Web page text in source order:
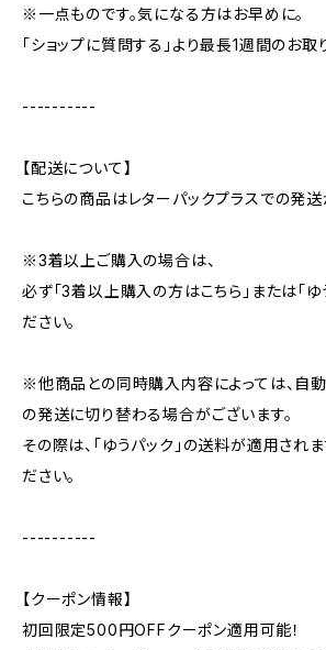
※一点ものです。気になる方はお早めに。
「ショップに質問する」より最長1週間のお取
----------
【配送について】
こちらの商品はレターパックプラスでの発送
※3着以上ご購入の場合は、
必ず「3着以上購入の方はこちら」または「ゆ
ださい。
※他商品との同時購入内容によっては、自動
の発送に切り替わる場合がございます。
その際は、「ゆうパック」の送料が適用され
ださい。
----------
【クーポン情報】
初回限定500円OFFクーポン適用可能！